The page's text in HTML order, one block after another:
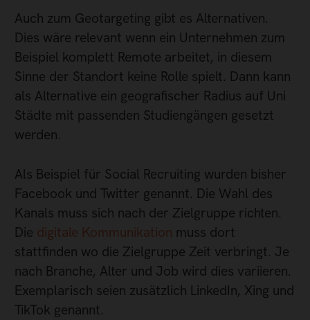
Auch zum Geotargeting gibt es Alternativen.
Dies wäre relevant wenn ein Unternehmen zum
Beispiel komplett Remote arbeitet, in diesem
Sinne der Standort keine Rolle spielt. Dann kann
als Alternative ein geografischer Radius auf Uni
Städte mit passenden Studiengängen gesetzt
werden.
Als Beispiel für Social Recruiting wurden bisher
Facebook und Twitter genannt. Die Wahl des
Kanals muss sich nach der Zielgruppe richten.
Die digitale Kommunikation muss dort
stattfinden wo die Zielgruppe Zeit verbringt. Je
nach Branche, Alter und Job wird dies variieren.
Exemplarisch seien zusätzlich LinkedIn, Xing und
TikTok genannt.